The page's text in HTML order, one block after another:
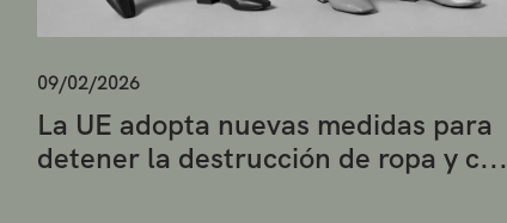
09/02/2026
La UE adopta nuevas medidas para
detener la destrucción de ropa y c...